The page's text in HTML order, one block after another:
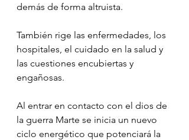
demás de forma altruista.
También rige las enfermedades, los
hospitales, el cuidado en la salud y
las cuestiones encubiertas y
engañosas.
Al entrar en contacto con el dios de
la guerra Marte se inicia un nuevo
ciclo energético que potenciará la